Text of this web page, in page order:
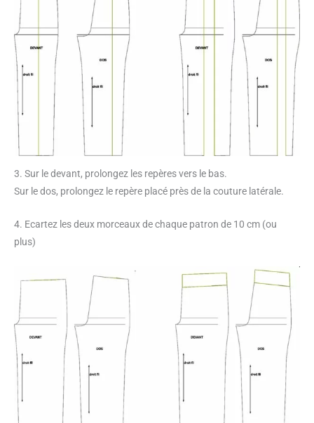
3. Sur le devant, prolongez les repères vers le bas.
Sur le dos, prolongez le repère placé près de la couture latérale.
4. Ecartez les deux morceaux de chaque patron de 10 cm (ou
plus)